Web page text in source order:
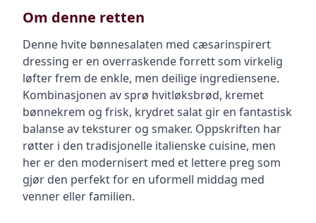
Om denne retten
Denne hvite bønnesalaten med cæsarinspirert
dressing er en overraskende forrett som virkelig
løfter frem de enkle, men deilige ingrediensene.
Kombinasjonen av sprø hvitløksbrød, kremet
bønnekrem og frisk, krydret salat gir en fantastisk
balanse av teksturer og smaker. Oppskriften har
røtter i den tradisjonelle italienske cuisine, men
her er den modernisert med et lettere preg som
gjør den perfekt for en uformell middag med
venner eller familien.